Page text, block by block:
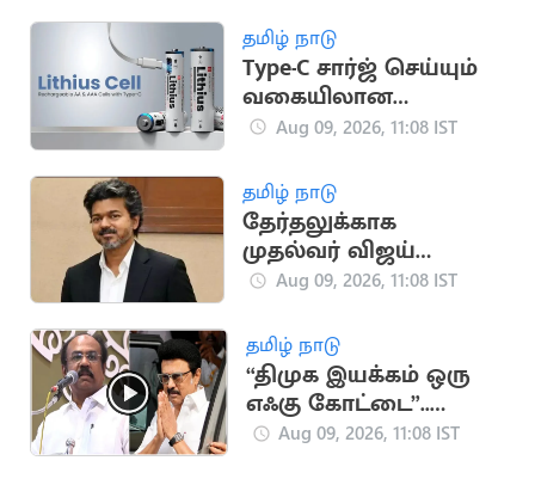
தமிழ் நாடு
Type-C சார்ஜ் செய்யும்
வகையிலான
பேட்டரிகள் அறிமுகம்
Aug 09, 2026, 11:08 IST
தமிழ் நாடு
தேர்தலுக்காக
முதல்வர் விஜய்
ரூ.22.05 லட்சம் செலவு
Aug 09, 2026, 11:08 IST
தமிழ் நாடு
“திமுக இயக்கம் ஒரு
எஃகு கோட்டை”..
முன்னாள் அமைச்சர்
Aug 09, 2026, 11:08 IST